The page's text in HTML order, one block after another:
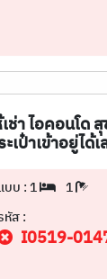
เช่า ไอคอนโ
เป๋าเข้าอยู่ได้
บบ : 1 1
หัส :
I0519-